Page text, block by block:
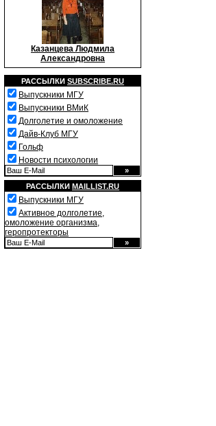
Казанцева Людмила
Александровна
РАССЫЛКИ SUBSCRIBE.RU
Выпускники МГУ
Выпускники ВМиК
Долголетие и омоложение
Дайв-Клуб МГУ
Гольф
Новости психологии
РАССЫЛКИ MAILLIST.RU
Выпускники МГУ
Активное долголетие,
омоложение организма,
геропротекторы